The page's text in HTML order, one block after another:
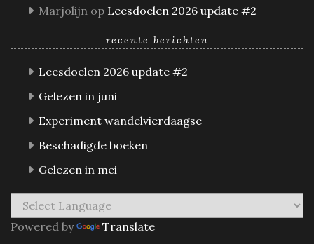
Marjolijn op Leesdoelen 2026 update #2
recente berichten
Leesdoelen 2026 update #2
Gelezen in juni
Experiment wandelvierdaagse
Beschadigde boeken
Gelezen in mei
Powered by Translate